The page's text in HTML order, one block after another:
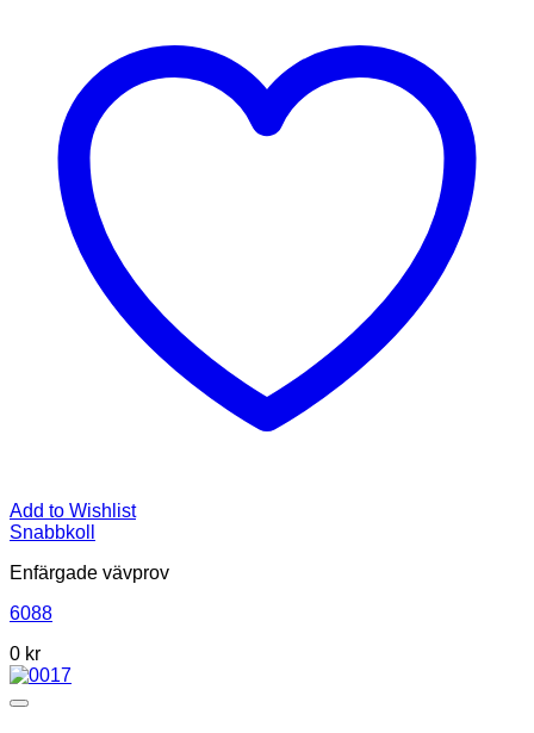
Add to Wishlist
Snabbkoll
Enfärgade vävprov
6088
0 kr